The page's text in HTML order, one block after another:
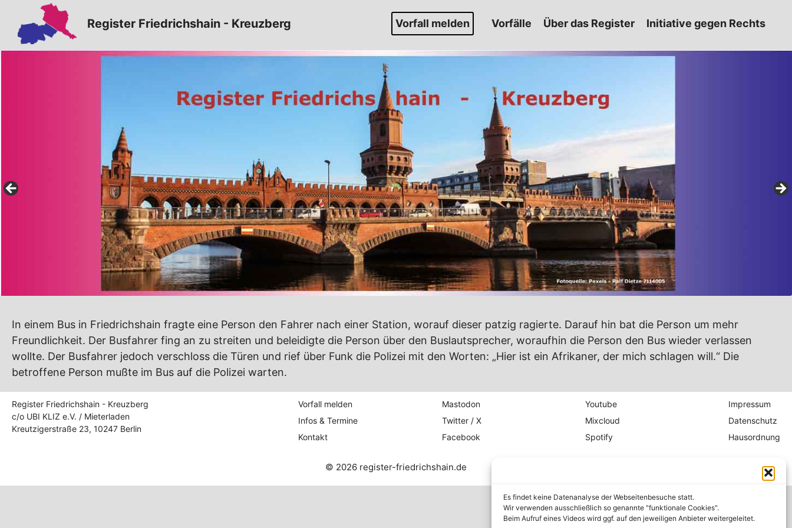
Es findet keine Datenanalyse der Webseitenbesuche statt.
Wir verwenden ausschließlich so genannte "funktionale Cookies".
Beim Aufruf eines Videos wird ggf. auf den jeweiligen Anbieter weitergeleitet.
Inhalt
springen
Register Friedrichshain - Kreuzberg Vorfall melden Vorfälle Über das Register Initiative gegen Rechts
In einem Bus in Friedrichshain fragte eine Person den Fahrer nach einer Station, worauf dieser patzig ragierte. Darauf hin bat die Person um mehr
Freundlichkeit. Der Busfahrer fing an zu streiten und beleidigte die Person über den Buslautsprecher, woraufhin die Person den Bus wieder verlassen
wollte. Der Busfahrer jedoch verschloss die Türen und rief über Funk die Polizei mit den Worten: „Hier ist ein Afrikaner, der mich schlagen will.“ Die
betroffene Person mußte im Bus auf die Polizei warten.
Register Friedrichshain - Kreuzberg
c/o UBI KLIZ e.V. / Mieterladen
Kreutzigerstraße 23, 10247 Berlin
Vorfall melden
Infos & Termine
Kontakt
Mastodon
Twitter / X
Facebook
Youtube
Mixcloud
Spotify
Impressum
Datenschutz
Hausordnung
© 2026 register-friedrichshain.de